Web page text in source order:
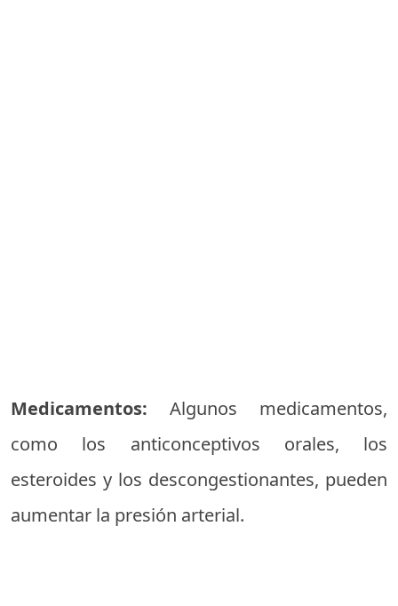
Medicamentos: Algunos medicamentos,
como los anticonceptivos orales, los
esteroides y los descongestionantes, pueden
aumentar la presión arterial.